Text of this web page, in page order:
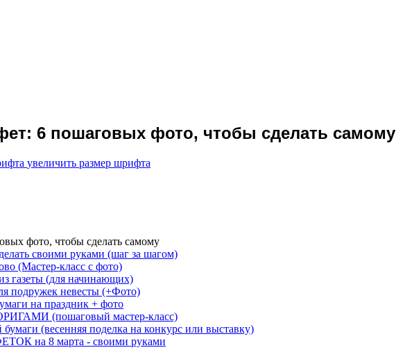
6 пошаговых фото, чтобы сделать самому
увеличить размер шрифта
фото, чтобы сделать самому
своими руками (шаг за шагом)
(Мастер-класс с фото)
газеты (для начинающих)
подружек невесты (+Фото)
на праздник + фото
ОРИГАМИ (пошаговый мастер-класс)
(весенняя поделка на конкурс или выставку)
на 8 марта - своими руками